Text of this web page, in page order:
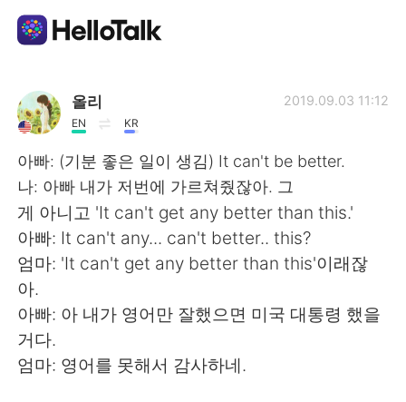
App di scambio linguistico
AI Grammar Checker
Italiano
English 简体中文
繁體中文 Español
العربية Français
올리
EN KR
2019.09.03 11:12
아빠: (기분 좋은 일이 생김) It can't be better.
나: 아빠 내가 저번에 가르쳐줬잖아. 그
게 아니고 'It can't get any better than this.'
아빠: It can't any... can't better.. this?
엄마: 'It can't get any better than this'이래잖
아.
아빠: 아 내가 영어만 잘했으면 미국 대통령 했을
거다.
엄마: 영어를 못해서 감사하네.